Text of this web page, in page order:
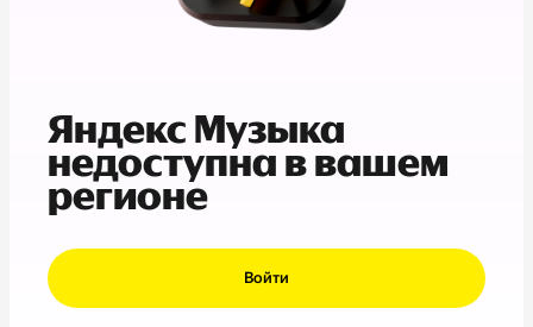
Яндекс Музыка
недоступна в вашем
регионе
Войти